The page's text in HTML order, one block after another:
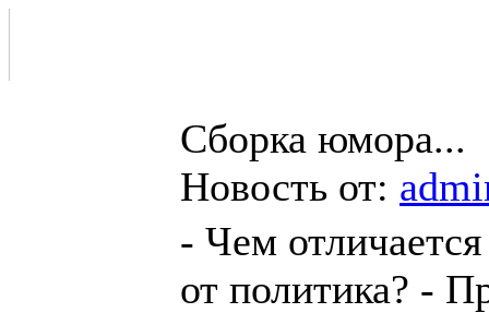
Сборка юмора...
Новость от:
- Чем
от политика? -